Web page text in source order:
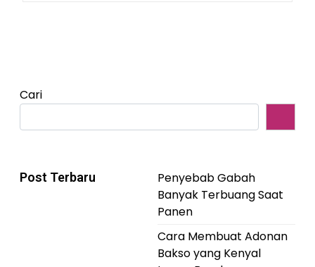
Cari
Post Terbaru
Penyebab Gabah
Banyak Terbuang Saat
Panen
Cara Membuat Adonan
Bakso yang Kenyal